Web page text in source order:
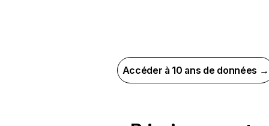
Accéder à 10 ans de données →